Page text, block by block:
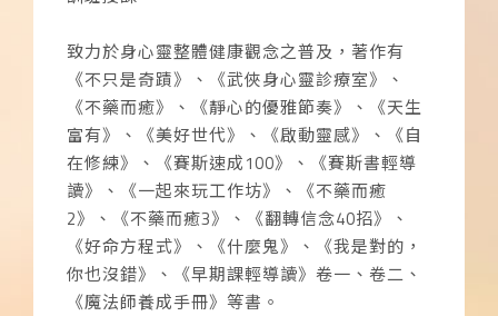
致力於身心靈整體健康觀念之普及，著作有
《不只是奇蹟》、《武俠身心靈診療室》、
《不藥而癒》、《靜心的優雅節奏》、《天生
富有》、《美好世代》、《啟動靈感》、《自
在修練》、《賽斯速成100》、《賽斯書輕導
讀》、《一起來玩工作坊》、《不藥而癒
2》、《不藥而癒3》、《翻轉信念40招》、
《好命方程式》、《什麼鬼》、《我是對的，
你也沒錯》、《早期課輕導讀》卷一、卷二、
《魔法師養成手冊》等書。